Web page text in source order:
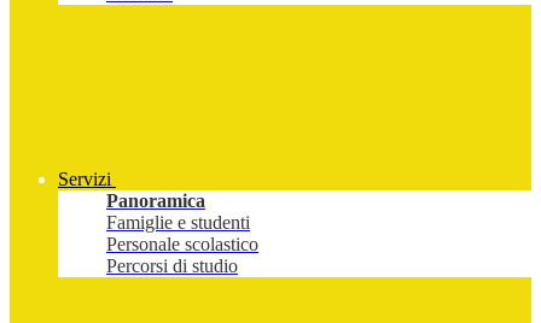
Servizi
Panoramica
Famiglie e studenti
Personale scolastico
Percorsi di studio